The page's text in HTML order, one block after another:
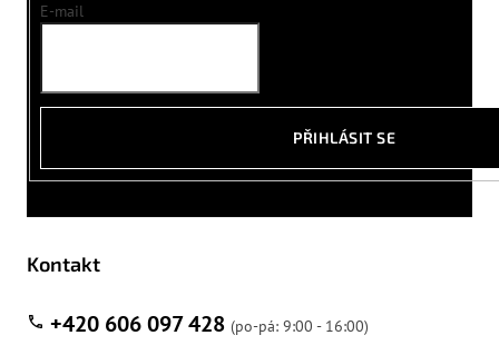
E-mail
PŘIHLÁSIT SE
Kontakt
+420 606 097 428